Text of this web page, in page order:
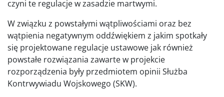
czyni te regulacje w zasadzie martwymi.
W związku z powstałymi wątpliwościami oraz bez
wątpienia negatywnym oddźwiękiem z jakim spotkały
się projektowane regulacje ustawowe jak również
powstałe rozwiązania zawarte w projekcie
rozporządzenia były przedmiotem opinii Służba
Kontrwywiadu Wojskowego (SKW).